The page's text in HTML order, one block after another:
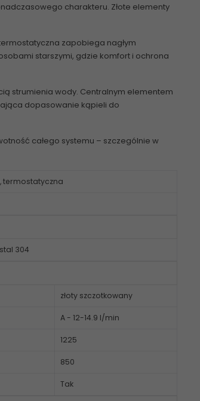
charakteru. Złote elementy
zapobiega nagłym
starszymi, gdzie komfort i ochrona
strumienia wody. Centralnym elementem
dopasowanie kąpieli do
całego systemu – szczególnie w
termostatyczna
stal 304
złoty szczotkowany
A - 12-14.9 l/min
1225
850
Tak